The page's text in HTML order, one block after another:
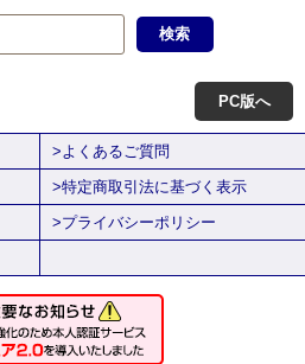
PC版へ
>よくあるご質問
>特定商取引法に基づく表示
>プライバシーポリシー